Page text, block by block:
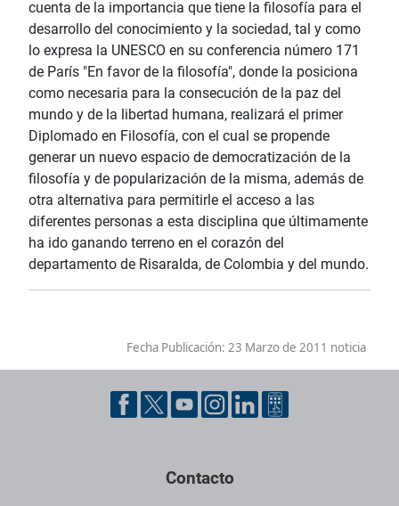
cuenta de la importancia que tiene la filosofía para el
desarrollo del conocimiento y la sociedad, tal y como
lo expresa la UNESCO en su conferencia número 171
de París "En favor de la filosofía", donde la posiciona
como necesaria para la consecución de la paz del
mundo y de la libertad humana, realizará el primer
Diplomado en Filosofía, con el cual se propende
generar un nuevo espacio de democratización de la
filosofía y de popularización de la misma, además de
otra alternativa para permitirle el acceso a las
diferentes personas a esta disciplina que últimamente
ha ido ganando terreno en el corazón del
departamento de Risaralda, de Colombia y del mundo.
Fecha Publicación: 23 Marzo de 2011 noticia
Contacto